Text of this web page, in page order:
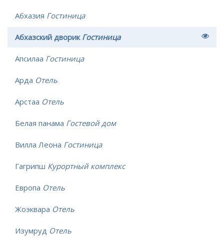
Абхазия Гостиница
Абхазский дворик Гостиница
Апсилаа Гостиница
Арда Отель
Арстаа Отель
Белая панама Гостевой дом
Вилла Леона Гостиница
Гагрипш Курортный комплекс
Европа Отель
Жоэквара Отель
Изумруд Отель